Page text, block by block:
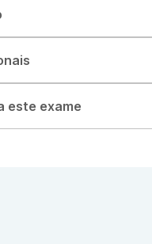
este exame